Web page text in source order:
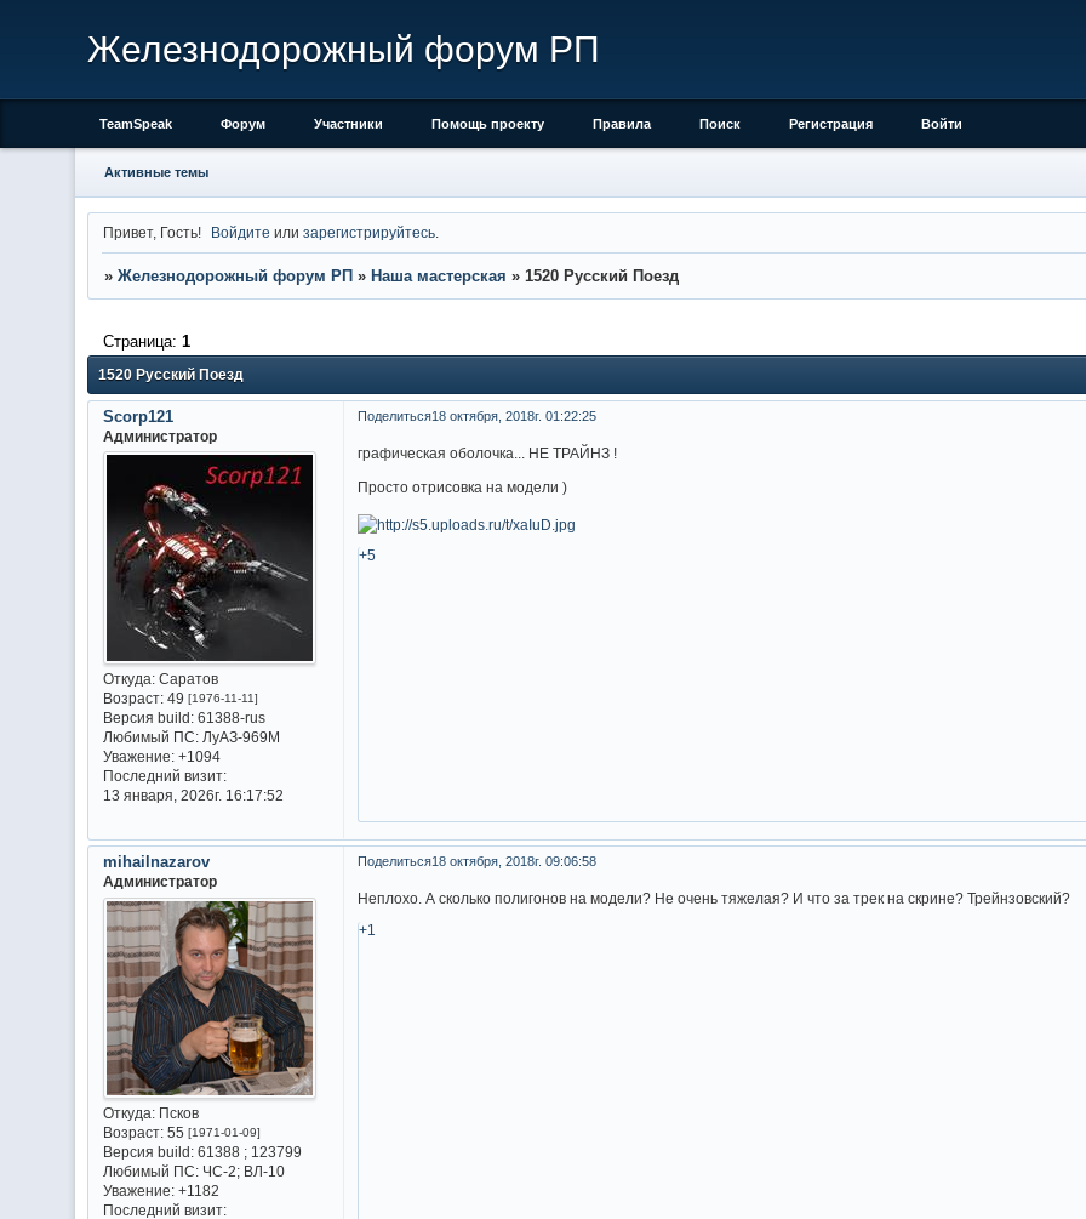
Железнодорожный форум РП
TeamSpeak Форум Участники Помощь проекту Правила Поиск Регистрация Войти
Активные темы
Привет, Гость! Войдите илизарегистрируйтесь
» Железнодорожный форум РП » Наша мастерская » 1520 Русский Поезд
1520 Русский Поезд
Страница: 1
Поделиться18 октября, 2018г. 01:22:25
Scorp121
Администратор
Откуда:Саратов
Возраст:49 [1976-11-11]
Версия build:61388-rus
Любимый ПС:ЛуАЗ-969М
Уважение: +1094
Последний визит:
13 января, 2026г. 16:17:52
графическая оболочка... НЕ ТРАЙНЗ !
Просто отрисовка на модели )
+5
Поделиться18 октября, 2018г. 09:06:58
mihailnazarov
Администратор
Откуда:Псков
Возраст:55 [1971-01-09]
Версия build:61388 ; 123799
Любимый ПС:ЧС-2; ВЛ-10
Уважение: +1182
Последний визит:
Неплохо. А сколько полигонов на модели? Не очень тяжелая? И что за трек на скрине? Трейнзовский?
+1